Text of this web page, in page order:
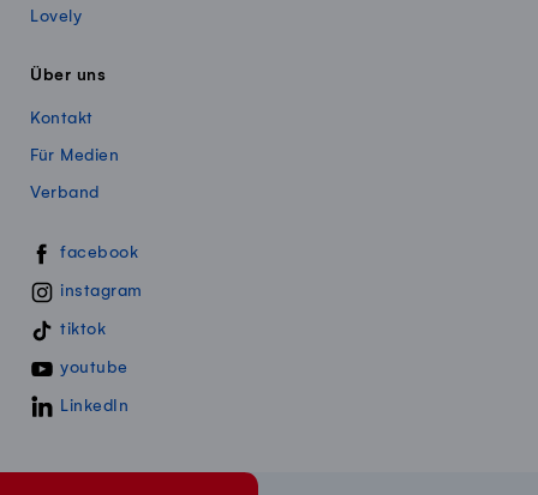
Lovely
Über uns
Kontakt
Für Medien
Verband
Swissmillk auf Social Media
facebook
instagram
tiktok
youtube
LinkedIn